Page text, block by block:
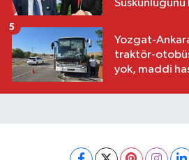
Suskunluğunu
Yozgat-
traktör-otobüs
yok, maddi
5